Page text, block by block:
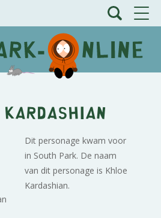
Kardashian
Dit personage kwam voor
in South Park. De naam
van dit personage is Khloe
Kardashian.